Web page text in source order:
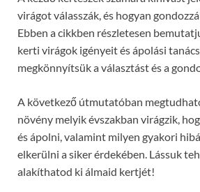
virágot válasszák, és hogyan
Ebben a cikkben részletesen
kerti virágok igényeit és ápolási
megkönnyítsük a választást és a
A következő útmutatóban
növény melyik évszakban virágzik,
és ápolni, valamint milyen gyakori
elkerülni a siker érdekében. Lássuk
alakíthatod ki álmaid kertjét!